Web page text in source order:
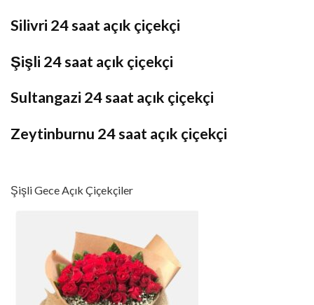
Silivri 24 saat açık çiçekçi
Şişli 24 saat açık çiçekçi
Sultangazi 24 saat açık çiçekçi
Zeytinburnu 24 saat açık çiçekçi
Şişli Gece Açık Çiçekçiler